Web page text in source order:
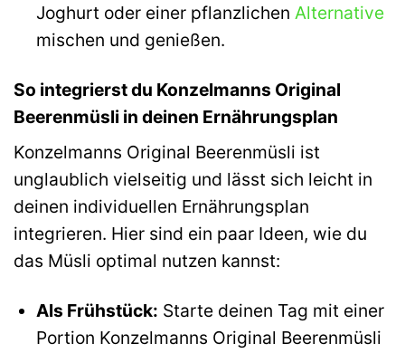
Joghurt oder einer pflanzlichen Alternative
mischen und genießen.
So integrierst du Konzelmanns Original
Beerenmüsli in deinen Ernährungsplan
Konzelmanns Original Beerenmüsli ist
unglaublich vielseitig und lässt sich leicht in
deinen individuellen Ernährungsplan
integrieren. Hier sind ein paar Ideen, wie du
das Müsli optimal nutzen kannst:
Als Frühstück: Starte deinen Tag mit einer
Portion Konzelmanns Original Beerenmüsli